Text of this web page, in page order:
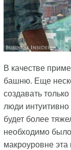
В качестве
башню. Еще
создавать
люди
будет более
необходимо
макроуровне